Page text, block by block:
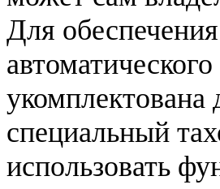
Для
укомплектована
специальный
использовать